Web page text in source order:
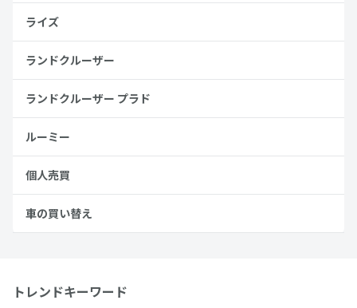
ライズ
ランドクルーザー
ランドクルーザー プラド
ルーミー
個人売買
車の買い替え
トレンドキーワード